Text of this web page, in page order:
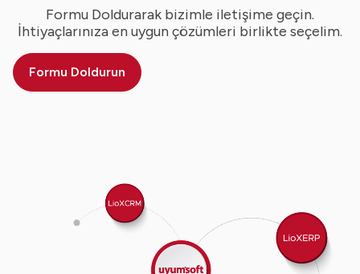
Formu Doldurarak bizimle iletişime geçin.
İhtiyaçlarınıza en uygun çözümleri birlikte seçelim.
Formu Doldurun